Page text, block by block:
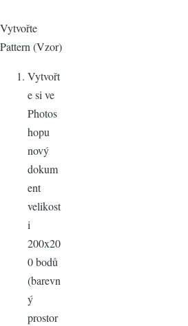
Vytvořte
Pattern (Vzor)
Vytvořt
e si ve
Photos
hopu
nový
dokum
ent
velikost
i
200x20
0 bodů
(barevn
ý
prostor